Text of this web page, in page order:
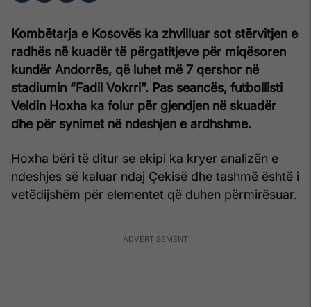
Kombëtarja e Kosovës ka zhvilluar sot stërvitjen e
radhës në kuadër të përgatitjeve për miqësoren
kundër Andorrës, që luhet më 7 qershor në
stadiumin “Fadil Vokrri”. Pas seancës, futbollisti
Veldin Hoxha ka folur për gjendjen në skuadër
dhe për synimet në ndeshjen e ardhshme.
Hoxha bëri të ditur se ekipi ka kryer analizën e
ndeshjes së kaluar ndaj Çekisë dhe tashmë është i
vetëdijshëm për elementet që duhen përmirësuar.